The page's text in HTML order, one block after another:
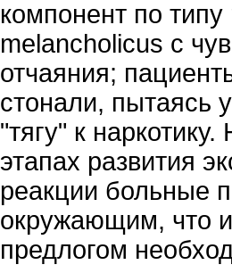
компонент по
melancholicus с
отчаяния;
стонали, пытаясь
"тягу" к
этапах развития
реакции больные
окружающим, что
предлогом